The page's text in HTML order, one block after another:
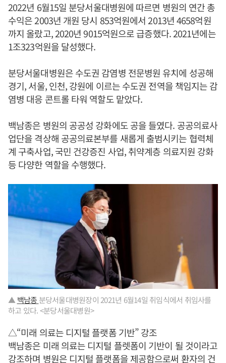
2022년 6월15일 분당서울대병원에 따르면 병원의 연간 총
수익은 2003년 개원 당시 853억원에서 2013년 4658억원
까지 올랐고, 2020년 9015억원으로 급증했다. 2021년에는
1조323억원을 달성했다.
분당서울대병원은 수도권 감염병 전문병원 유치에 성공해
경기, 서울, 인천, 강원에 이르는 수도권 전역을 책임지는 감
염병 대응 콘트롤 타워 역할도 맡았다.
백남종은 병원의 공공성 강화에도 공을 들였다. 공공의료사
업단을 격상해 공공의료본부를 새롭게 출범시키는 협력체
계 구축사업, 국민 건강증진 사업, 취약계층 의료지원 강화
등 다양한 역할을 수행했다.
▲ 백남종 분당서울대병원장이 2021년 6월14일 취임식에서 취임사를
하고 있다. <분당서울대병원>
△“미래 의료는 디지털 플랫폼 기반” 강조
백남종은 미래 의료는 디지털 플렛폼이 기반이 될 것이라고
강조하며 병원은 디지털 플랫폼을 제공함으로써 환자의 건